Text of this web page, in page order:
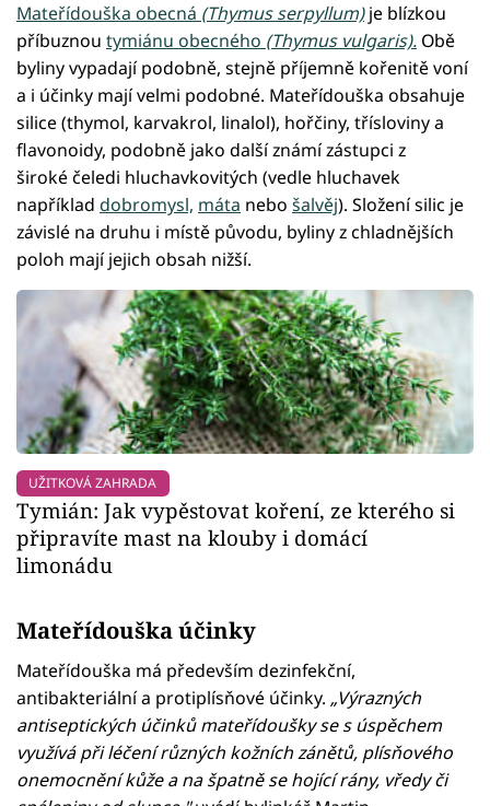
Mateřídouška obecná (Thymus serpyllum)je blízkou
příbuznou tymiánu obecného (Thymus vulgaris). Obě
byliny vypadají podobně, stejně příjemně kořenitě voní
a i účinky mají velmi podobné. Mateřídouška obsahuje
silice (thymol, karvakrol, linalol), hořčiny, třísloviny a
flavonoidy, podobně jako další známí zástupci z
široké čeledi hluchavkovitých (vedle hluchavek
například dobromysl, máta nebo šalvěj). Složení silic je
závislé na druhu i místě původu, byliny z chladnějších
poloh mají jejich obsah nižší.
UŽITKOVÁ ZAHRADA
Tymián: Jak vypěstovat koření, ze kterého si
připravíte mast na klouby i domácí
limonádu
Mateřídouška účinky
Mateřídouška má především dezinfekční,
antibakteriální a protiplísňové účinky. „Výrazných
antiseptických účinků mateřídoušky se s úspěchem
využívá při léčení různých kožních zánětů, plísňového
onemocnění kůže a na špatně se hojící rány, vředy či